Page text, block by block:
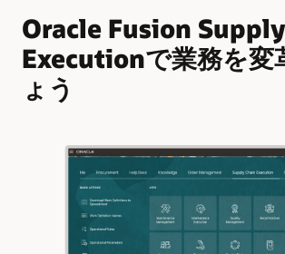
Oracle Fusion
Executionで業務を変
ょう